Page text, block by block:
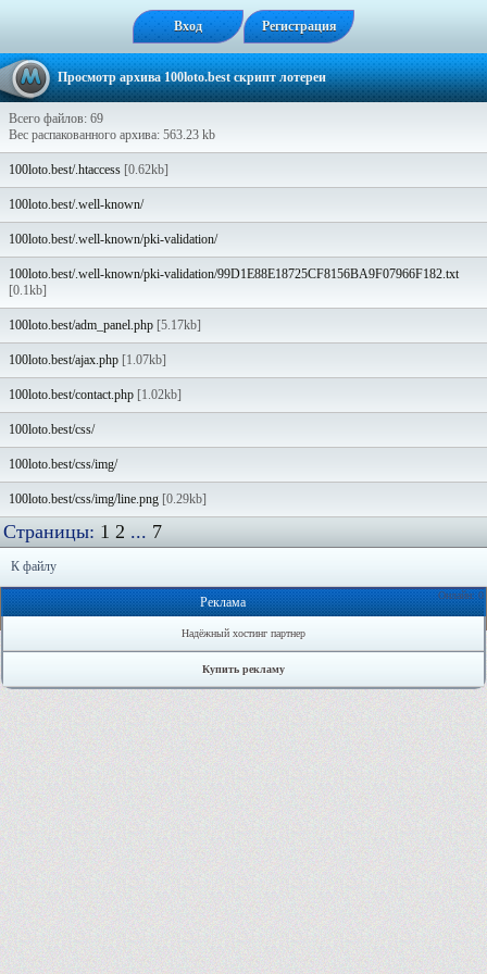
Вход Регистрация
Просмотр архива 100loto.best скрипт лотереи
Всего файлов: 69
Вес распакованного архива: 563.23 kb
100loto.best/.htaccess [0.62kb]
100loto.best/.well-known/
100loto.best/.well-known/pki-validation/
100loto.best/.well-known/pki-validation/99D1E88E18725CF8156BA9F07966F182.txt
[0.1kb]
100loto.best/adm_panel.php [5.17kb]
100loto.best/ajax.php [1.07kb]
100loto.best/contact.php [1.02kb]
100loto.best/css/
100loto.best/css/img/
100loto.best/css/img/line.png [0.29kb]
Страницы: 1 2 ... 7
К файлу
Онлайн: 0
Реклама
Надёжный хостинг партнер
Купить рекламу